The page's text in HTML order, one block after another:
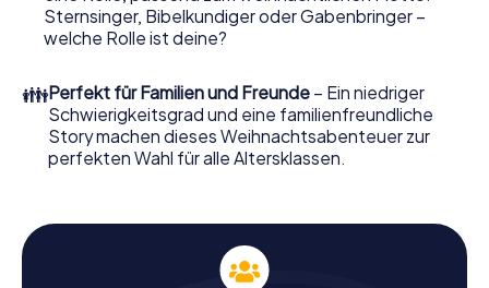
Weihnachtsmarkt von Xanten wird mit dem X-Mas
Adventure zu einem Highlight. Schließlich bietet die
Teambuilding und eine stimmungsvolle
Weihnachtsthematik. Gönnen Sie Ihren Kollegen also
einen unvergesslichen Ausklang des Jahres und planen Sie
unser X-Mas Adventure als Programmpunkt Ihrer
Sternsinger, Bibelkundiger oder Gabenbringer –
welche Rolle ist deine?
👪Perfekt für Familien und Freunde – Ein niedriger
Schwierigkeitsgrad und eine familienfreundliche
Story machen dieses Weihnachtsabenteuer zur
perfekten Wahl für alle Altersklassen.